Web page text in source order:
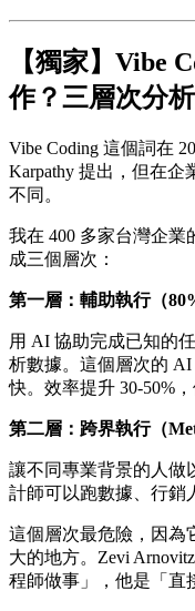
【獨家】Vibe
作？三層次分析
Vibe Coding 這個詞在
Karpathy 提出，但在
不同。
我在 400 多家台灣企業
成三個層次：
第一層：輔助執行（
用 AI 協助完成已知的
析數據。這個層次的
快。效率提升 30-50%
第二層：跨界執行（
讓不同專業背景的人做
計師可以跑數據、行銷
這個層次最危險，因為
大的地方。Zevi
程師做事」，他是「直